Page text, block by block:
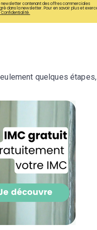
contenant des offres commerciales
dans la newsletter. Pour en savoir plus et
Confidentialité.
quelques